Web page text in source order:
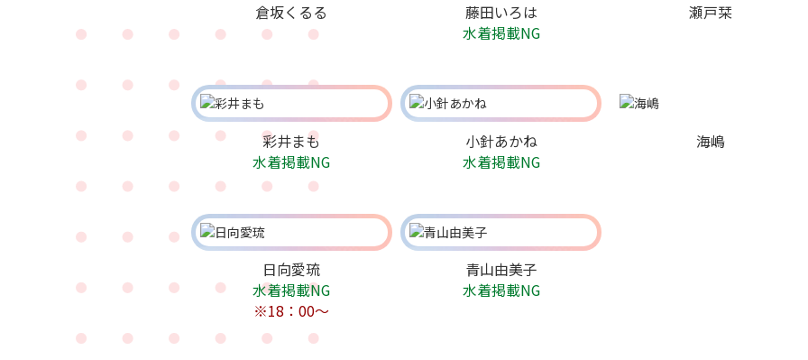
倉坂くるる
藤田いろは
水着掲載NG
瀬戸栞
彩井まも
水着掲載NG
小針あかね
水着掲載NG
海嶋
日向愛琉
水着掲載NG
※18：00～
青山由美子
水着掲載NG